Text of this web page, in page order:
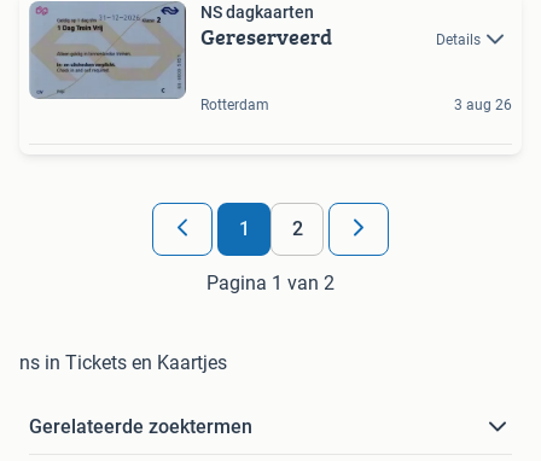
NS dagkaarten
Gereserveerd Details
Rotterdam 3 aug 26
1 2
Pagina 1 van 2
ns in Tickets en Kaartjes
Gerelateerde zoektermen